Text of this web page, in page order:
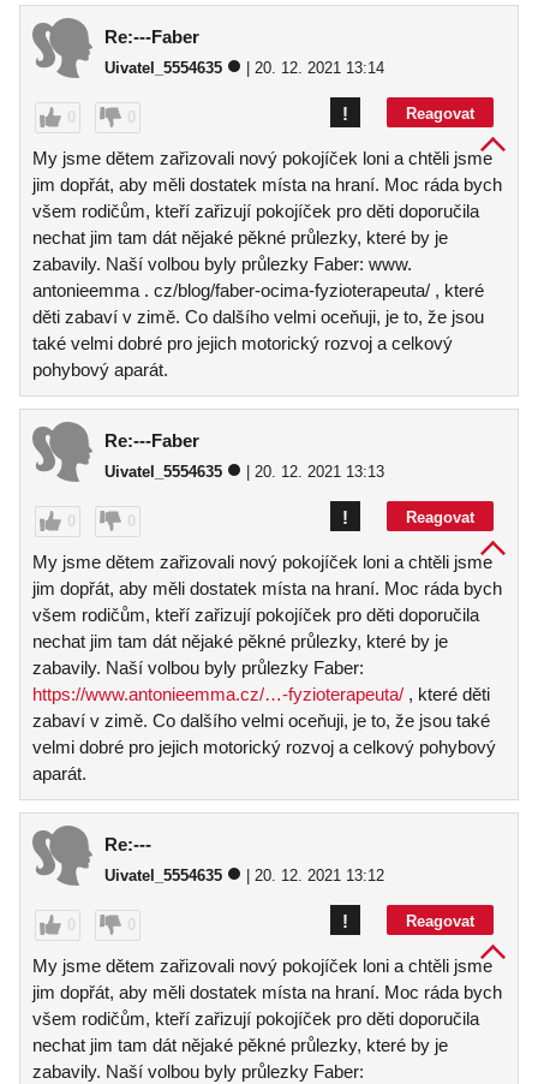
Re:---Faber
Uivatel_5554635 | 20. 12. 2021 13:14
0 0 Reagovat
!
My jsme dětem zařizovali nový pokojíček loni a chtěli jsme
jim dopřát, aby měli dostatek místa na hraní. Moc ráda bych
všem rodičům, kteří zařizují pokojíček pro děti doporučila
nechat jim tam dát nějaké pěkné průlezky, které by je
zabavily. Naší volbou byly průlezky Faber: www.
antonieemma . cz/blog/faber-ocima-fyzioterapeuta/ , které
děti zabaví v zimě. Co dalšího velmi oceňuji, je to, že jsou
také velmi dobré pro jejich motorický rozvoj a celkový
pohybový aparát.
Re:---Faber
Uivatel_5554635 | 20. 12. 2021 13:13
0 0 Reagovat
!
My jsme dětem zařizovali nový pokojíček loni a chtěli jsme
jim dopřát, aby měli dostatek místa na hraní. Moc ráda bych
všem rodičům, kteří zařizují pokojíček pro děti doporučila
nechat jim tam dát nějaké pěkné průlezky, které by je
zabavily. Naší volbou byly průlezky Faber:
https://www.antonieemma.cz/…-fyzioterapeuta/ , které děti
zabaví v zimě. Co dalšího velmi oceňuji, je to, že jsou také
velmi dobré pro jejich motorický rozvoj a celkový pohybový
aparát.
Re:---
Uivatel_5554635 | 20. 12. 2021 13:12
0 0 Reagovat
!
My jsme dětem zařizovali nový pokojíček loni a chtěli jsme
jim dopřát, aby měli dostatek místa na hraní. Moc ráda bych
všem rodičům, kteří zařizují pokojíček pro děti doporučila
nechat jim tam dát nějaké pěkné průlezky, které by je
zabavily. Naší volbou byly průlezky Faber: